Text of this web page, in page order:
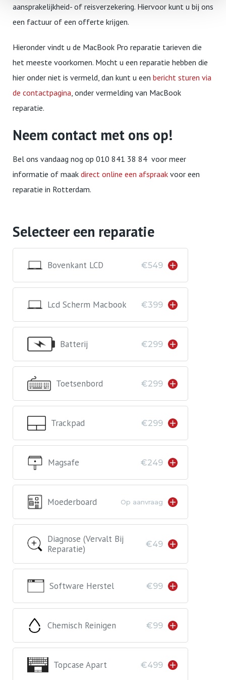
aansprakelijkheid- of reisverzekering. Hiervoor kunt u bij ons
een factuur of een offerte krijgen.
Hieronder vindt u de MacBook Pro reparatie tarieven die
het meeste voorkomen. Mocht u een reparatie hebben die
hier onder niet is vermeld, dan kunt u een bericht sturen via
de contactpagina, onder vermelding van MacBook
reparatie.
Neem contact met ons op!
Bel ons vandaag nog op 010 841 38 84 voor meer
informatie of maak direct online een afspraak voor een
reparatie in Rotterdam.
Selecteer een reparatie
Bovenkant LCD €549
Lcd Scherm Macbook €399
Batterij €299
Toetsenbord €299
Trackpad €299
Magsafe €249
Moederboard Op aanvraag
Diagnose (vervalt Bij
Reparatie)
€49
Software Herstel €99
Chemisch Reinigen €99
Topcase Apart €499